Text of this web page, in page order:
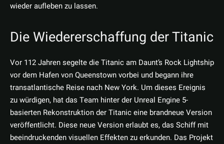
wieder aufleben zu lassen.
Die Wiedererschaffung der Titanic
Vor 112 Jahren segelte die Titanic am Daunt’s Rock Lightship
vor dem Hafen von Queenstown vorbei und begann ihre
transatlantische Reise nach New York. Um dieses Ereignis
zu würdigen, hat das Team hinter der Unreal Engine 5-
basierten Rekonstruktion der Titanic eine brandneue Version
veröffentlicht. Diese neue Version erlaubt es, das Schiff mit
beeindruckenden visuellen Effekten zu erkunden. Das Projekt